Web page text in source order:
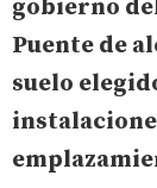
gobierno
Puente de
suelo